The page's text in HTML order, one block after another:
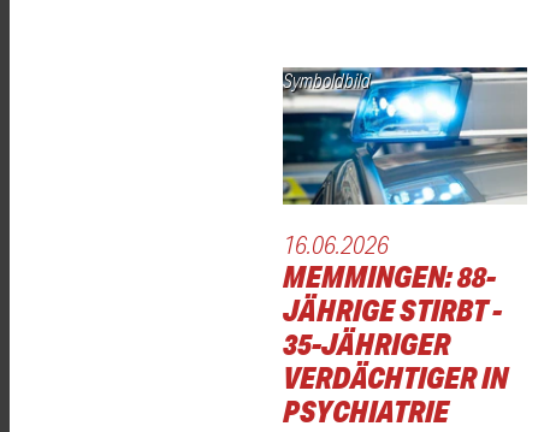
Symboldbild
16.06.2026
MEMMINGEN: 88-
JÄHRIGE STIRBT -
35-JÄHRIGER
VERDÄCHTIGER IN
PSYCHIATRIE